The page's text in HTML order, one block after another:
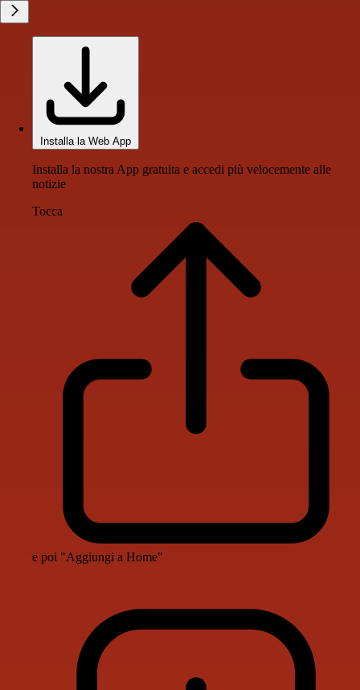
Installa la Web App
Installa la nostra App gratuita e accedi più velocemente alle
notizie
Tocca
e poi "Aggiungi a Home"